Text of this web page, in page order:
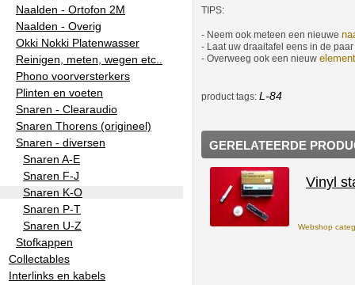
Naalden - Ortofon 2M
Naalden - Overig
Okki Nokki Platenwasser
Reinigen, meten, wegen etc..
Phono voorversterkers
Plinten en voeten
Snaren - Clearaudio
Snaren Thorens (origineel)
Snaren - diversen
Snaren A-E
Snaren F-J
Snaren K-O
Snaren P-T
Snaren U-Z
Stofkappen
Collectables
Interlinks en kabels
TIPS:
- Neem ook meteen een nieuwe
- Laat uw draaitafel eens in de
- Overweeg ook een nieuw element
product tags: L-84
GERELATEERDE
Vinyl
Webshop